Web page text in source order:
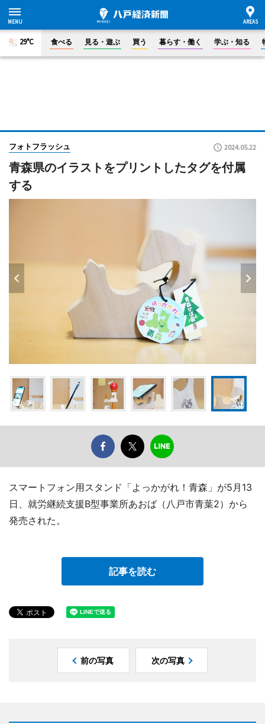
29°C 食べる 見る・遊ぶ 買う 暮らす・働く 学ぶ・知る
フォトフラッシュ 2024.05.22
青森県のイラストをプリントしたタグを付属
する
スマートフォン用スタンド「よっかがれ！青森」が5月13
日、就労継続支援B型事業所あおば（八戸市青葉2）から
発売された。
記事を読む
前の写真 次の写真